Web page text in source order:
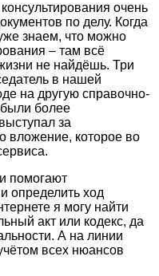
очень
по делу. Когда
знаем, что можно
– там всё
не найдёшь. Три
в нашей
на другую справочно-
более
за
вложение, которое во
помогают
определить ход
я могу найти
акт или кодекс, да
А на линии
всех нюансов